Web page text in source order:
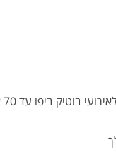
בוטיק ביפו עד 70 איש